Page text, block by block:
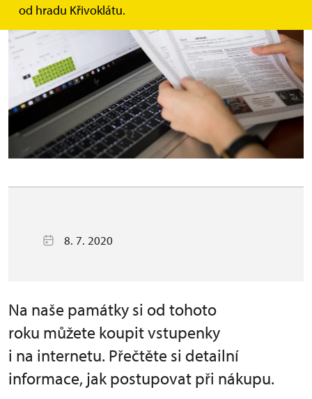
od hradu Křivoklátu.
8. 7. 2020
Na naše památky si od tohoto
roku můžete koupit vstupenky
i na internetu. Přečtěte si detailní
informace, jak postupovat při nákupu.